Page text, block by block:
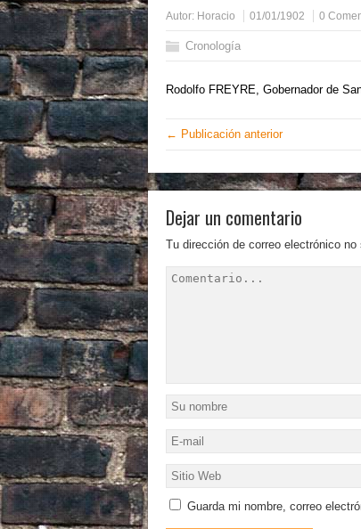
Autor: Horacio 01/01/1902 0
Cronología
Rodolfo FREYRE, Gobernador de
← Publicación anterior
Dejar un comentario
Tu dirección de correo electrónico no
Guarda mi nombre, correo